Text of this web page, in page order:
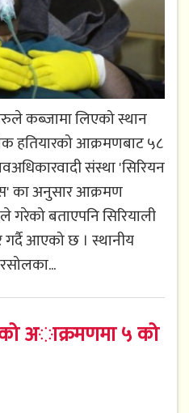
कब्जामा लिएको स्थान
हतियारको आक्रमणबाट ५८
संस्था 'सिरियन
का अनुसार आक्रमण
गरेको बताएपनि सिरियाली
आएको छ । स्थानीय
अाक्रमणमा ५ को